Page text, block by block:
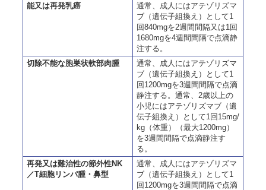
能又は再発乳癌
通常、成人にはアテゾリズマ
ブ（遺伝子組換え）として1
回840mgを2週間間隔又は1回
1680mgを4週間間隔で点滴静
注する。
切除不能な胞巣状軟部肉腫
通常、成人にはアテゾリズマ
ブ（遺伝子組換え）として1
回1200mgを3週間間隔で点滴
静注する。通常、2歳以上の
小児にはアテゾリズマブ（遺
伝子組換え）として1回15mg/
kg（体重）（最大1200mg）
を3週間間隔で点滴静注す
る。
再発又は難治性の節外性NK
／T細胞リンパ腫・鼻型
通常、成人にはアテゾリズマ
ブ（遺伝子組換え）として1
回1200mgを3週間間隔で点滴